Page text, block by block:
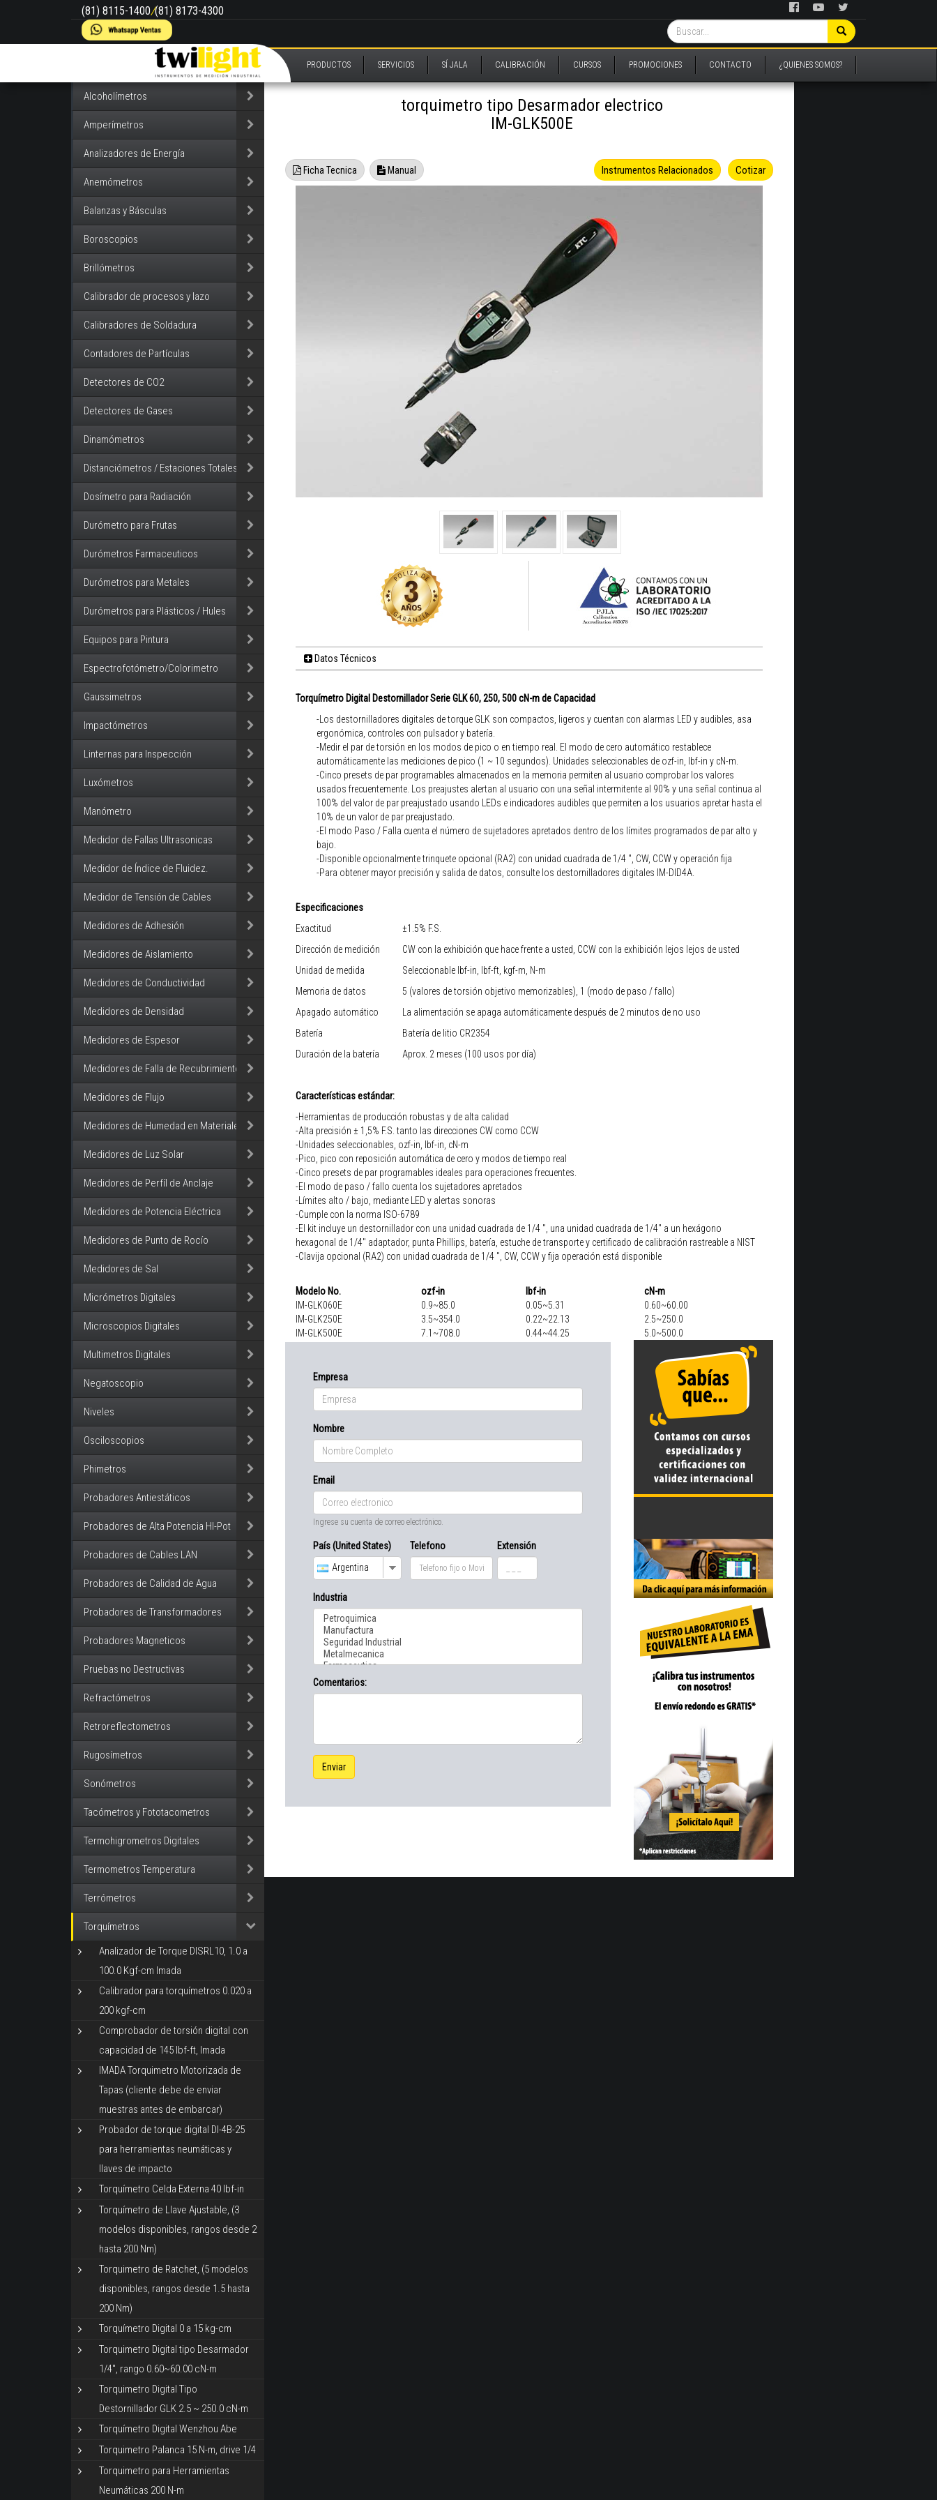
(81) 8115-1400/(81) 8173-4300
PRODUCTOS SERVICIOS SÍ JALA CALIBRACIÓN CURSOS PROMOCIONES CONTACTO ¿QUIENES SOMOS?
Alcoholímetros
Amperímetros
Analizadores de Energía
Anemómetros
Balanzas y Básculas
Boroscopios
Brillómetros
Calibrador de procesos y lazo
Calibradores de Soldadura
Contadores de Partículas
Detectores de CO2
Detectores de Gases
Dinamómetros
Distanciómetros / Estaciones Totales
Dosímetro para Radiación
Durómetro para Frutas
Durómetros Farmaceuticos
Durómetros para Metales
Durómetros para Plásticos / Hules
Equipos para Pintura
Espectrofotómetro/Colorimetro
Gaussimetros
Impactómetros
Linternas para Inspección
Luxómetros
Manómetro
Medidor de Fallas Ultrasonicas
Medidor de Índice de Fluidez.
Medidor de Tensión de Cables
Medidores de Adhesión
Medidores de Aislamiento
Medidores de Conductividad
Medidores de Densidad
Medidores de Espesor
Medidores de Falla de Recubrimiento
Medidores de Flujo
Medidores de Humedad en Materiales
Medidores de Luz Solar
Medidores de Perfíl de Anclaje
Medidores de Potencia Eléctrica
Medidores de Punto de Rocío
Medidores de Sal
Micrómetros Digitales
Microscopios Digitales
Multimetros Digitales
Negatoscopio
Niveles
Osciloscopios
Phimetros
Probadores Antiestáticos
Probadores de Alta Potencia HI-Pot
Probadores de Cables LAN
Probadores de Calidad de Agua
Probadores de Transformadores
Probadores Magneticos
Pruebas no Destructivas
Refractómetros
Retroreflectometros
Rugosímetros
Sonómetros
Tacómetros y Fototacometros
Termohigrometros Digitales
Termometros Temperatura
Terrómetros
Torquímetros
Analizador de Torque DISRL10, 1.0 a
100.0 Kgf-cm Imada
Calibrador para torquímetros 0.020 a
200 kgf-cm
Comprobador de torsión digital con
capacidad de 145 lbf-ft, Imada
IMADA Torquimetro Motorizada de
Tapas (cliente debe de enviar
muestras antes de embarcar)
Probador de torque digital DI-4B-25
para herramientas neumáticas y
llaves de impacto
Torquímetro Celda Externa 40 lbf-in
Torquímetro de Llave Ajustable, (3
modelos disponibles, rangos desde 2
hasta 200 Nm)
Torquimetro de Ratchet, (5 modelos
disponibles, rangos desde 1.5 hasta
200 Nm)
Torquímetro Digital 0 a 15 kg-cm
Torquimetro Digital tipo Desarmador
1/4", rango 0.60~60.00 cN-m
Torquimetro Digital Tipo
Destornillador GLK 2.5 ~ 250.0 cN-m
Torquímetro Digital Wenzhou Abe
Torquimetro Palanca 15 N-m, drive 1/4
Torquimetro para Herramientas
Neumáticas 200 N-m
torquimetro tipo Desarmador electrico
IM-GLK500E
Cotizar
Instrumentos Relacionados
Ficha Tecnica Manual
Datos Técnicos
Torquímetro Digital Destornillador Serie GLK 60, 250, 500 cN-m de Capacidad
-Los destornilladores digitales de torque GLK son compactos, ligeros y cuentan con alarmas LED y audibles, asa
ergonómica, controles con pulsador y batería.
-Medir el par de torsión en los modos de pico o en tiempo real. El modo de cero automático restablece
automáticamente las mediciones de pico (1 ~ 10 segundos). Unidades seleccionables de ozf-in, lbf-in y cN-m.
-Cinco presets de par programables almacenados en la memoria permiten al usuario comprobar los valores
usados ​​frecuentemente. Los preajustes alertan al usuario con una señal intermitente al 90% y una señal continua al
100% del valor de par preajustado usando LEDs e indicadores audibles que permiten a los usuarios apretar hasta el
10% de un valor de par preajustado.
-El modo Paso / Falla cuenta el número de sujetadores apretados dentro de los límites programados de par alto y
bajo.
-Disponible opcionalmente trinquete opcional (RA2) con unidad cuadrada de 1/4 ", CW, CCW y operación fija
-Para obtener mayor precisión y salida de datos, consulte los destornilladores digitales IM-DID4A.
Especificaciones
Exactitud
±1.5% F.S.
Dirección de medición
CW con la exhibición que hace frente a usted, CCW con la exhibición lejos lejos de usted
Unidad de medida
Seleccionable lbf-in, lbf-ft, kgf-m, N-m
Memoria de datos
5 (valores de torsión objetivo memorizables), 1 (modo de paso / fallo)
Apagado automático
La alimentación se apaga automáticamente después de 2 minutos de no uso
Batería
Batería de litio CR2354
Duración de la batería
Aprox. 2 meses (100 usos por día)
Características estándar:
-Herramientas de producción robustas y de alta calidad
-Alta precisión ± 1,5% F.S. tanto las direcciones CW como CCW
-Unidades seleccionables, ozf-in, lbf-in, cN-m
-Pico, pico con reposición automática de cero y modos de tiempo real
-Cinco presets de par programables ideales para operaciones frecuentes.
-El modo de paso / fallo cuenta los sujetadores apretados
-Límites alto / bajo, mediante LED y alertas sonoras
-Cumple con la norma ISO-6789
-El kit incluye un destornillador con una unidad cuadrada de 1/4 ", una unidad cuadrada de 1/4" a un hexágono
hexagonal de 1/4" adaptador, punta Phillips, batería, estuche de transporte y certificado de calibración rastreable a NIST
-Clavija opcional (RA2) con unidad cuadrada de 1/4 ", CW, CCW y fija operación está disponible
Modelo No. ozf-in lbf-in
cN-m
IM-GLK060E
0.9~85.0 0.05~5.31
0.60~60.00
IM-GLK250E
3.5~354.0 0.22~22.13
2.5~250.0
IM-GLK500E
7.1~708.0 0.44~44.25 5.0~500.0
Empresa
Nombre
Email
Ingrese su cuenta de correo electrónico.
País (United States)
Argentina
Telefono Extensión
Industria
Comentarios:
Enviar